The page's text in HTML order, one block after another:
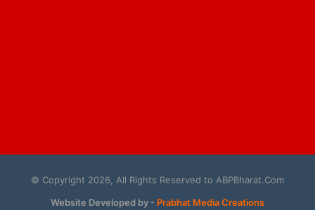
© Copyright 2026, All Rights Reserved to ABPBharat.Com
Website Developed by - Prabhat Media Creations